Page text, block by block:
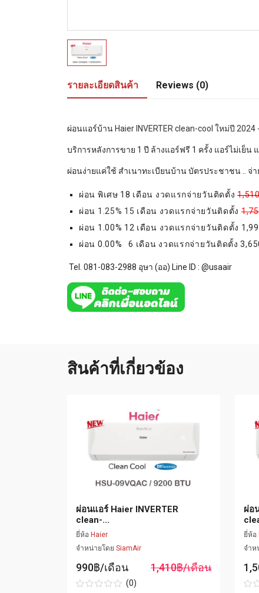
รายละเอียดสินค้า Reviews (0)
ผ่อนแอร์บ้าน Haier INVERTER clean-cool ใหม่ปี 2024
บริการหลังการขาย 1 ปี ล้างแอร์ฟรี 1 ครั้ง แอร์ไม่เย็
ผ่อนง่ายแค่ใช้ สำเนาทะเบียนบ้าน บัตรประชาชน .. จ่
ผ่อน พิเศษ 18 เดือน งวดแรกจ่ายวันติดตั้ง
ผ่อน 1.25% 15 เดือน งวดแรกจ่ายวันติดตั้ง
ผ่อน 1.00% 12 เดือน งวดแรกจ่ายวันติดตั้ง
ผ่อน 0.00% 6 เดือน งวดแรกจ่ายวันติดตั้ง
Tel. 081-083-2988 อุษา (ออ) Line ID : @usaair
สินค้าที่เกี่ยวข้อง
ผ่อนแอร์ Haier INVERTER
clean-...
ยี่ห้อ Haier
จำหน่ายโดย SiamAir
990฿/เดือน 1,410฿/เดือน
(0)
ผ่อ
ยี่ห้อ
จำห